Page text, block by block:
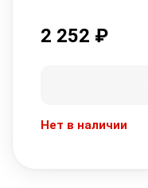
2 252 ₽
Нет в наличии